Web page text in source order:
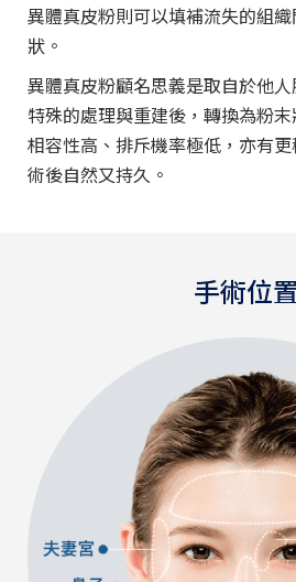
異體真皮粉則可以填補流失的組
狀。
異體真皮粉顧名思義是取自於他
特殊的處理與重建後，轉換為粉
相容性高、排斥機率極低，亦有更
術後自然又持久。
手術位置